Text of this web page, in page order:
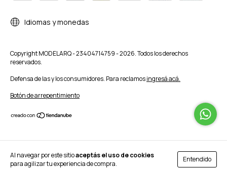
Al navegar por este sitioaceptás el uso de cookies
para agilizar tu experiencia de compra.
Entendido
Idiomas y monedas
Copyright MODELARQ - 23404714759 - 2026. Todos los derechos
reservados.
Defensa de las y los consumidores. Para reclamosingresá acá.
Botón de arrepentimiento